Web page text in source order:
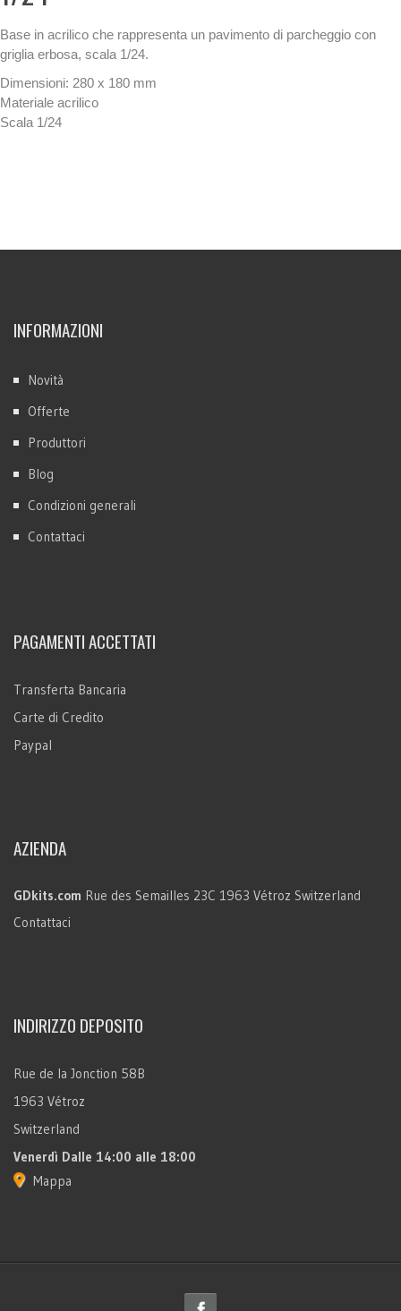
Base in acrilico che rappresenta un pavimento di parcheggio con
griglia erbosa, scala 1/24.
Dimensioni: 280 x 180 mm
Materiale acrilico
Scala 1/24
INFORMAZIONI
Novità
Offerte
Produttori
Blog
Condizioni generali
Contattaci
PAGAMENTI ACCETTATI
Transferta Bancaria
Carte di Credito
Paypal
AZIENDA
GDkits.com Rue des Semailles 23C 1963 Vétroz Switzerland
Contattaci
INDIRIZZO DEPOSITO
Rue de la Jonction 58B
1963 Vétroz
Switzerland
Venerdì Dalle 14:00 alle 18:00
Mappa